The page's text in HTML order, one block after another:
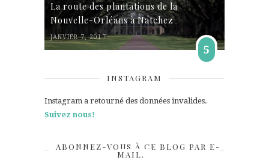
La route des plantations de la
Nouvelle-Orléans à Natchez
JANVIER 7, 2017
5
INSTAGRAM
Instagram a retourné des données invalides.
Suivez nous!
ABONNEZ-VOUS À CE BLOG PAR E-
MAIL.